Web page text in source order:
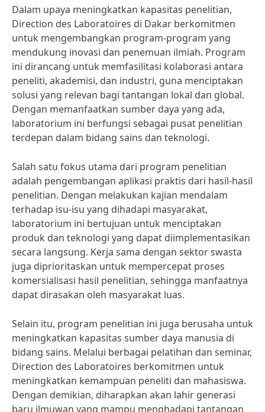
Dalam upaya meningkatkan kapasitas penelitian,
Direction des Laboratoires di Dakar berkomitmen
untuk mengembangkan program-program yang
mendukung inovasi dan penemuan ilmiah. Program
ini dirancang untuk memfasilitasi kolaborasi antara
peneliti, akademisi, dan industri, guna menciptakan
solusi yang relevan bagi tantangan lokal dan global.
Dengan memanfaatkan sumber daya yang ada,
laboratorium ini berfungsi sebagai pusat penelitian
terdepan dalam bidang sains dan teknologi.
Salah satu fokus utama dari program penelitian
adalah pengembangan aplikasi praktis dari hasil-hasil
penelitian. Dengan melakukan kajian mendalam
terhadap isu-isu yang dihadapi masyarakat,
laboratorium ini bertujuan untuk menciptakan
produk dan teknologi yang dapat diimplementasikan
secara langsung. Kerja sama dengan sektor swasta
juga diprioritaskan untuk mempercepat proses
komersialisasi hasil penelitian, sehingga manfaatnya
dapat dirasakan oleh masyarakat luas.
Selain itu, program penelitian ini juga berusaha untuk
meningkatkan kapasitas sumber daya manusia di
bidang sains. Melalui berbagai pelatihan dan seminar,
Direction des Laboratoires berkomitmen untuk
meningkatkan kemampuan peneliti dan mahasiswa.
Dengan demikian, diharapkan akan lahir generasi
baru ilmuwan yang mampu menghadapi tantangan